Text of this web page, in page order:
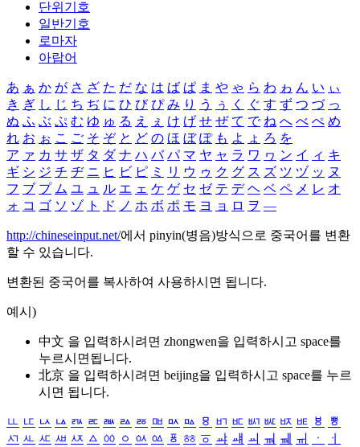
단위기호
일반기호
로마자
아랍어
あ ぁ か が さ ざ た だ な は ば ぱ ま や ゃ ら わ ゎ ん い ぃ
き ぎ し じ ち ぢ に ひ び ぴ み り う ぅ く ぐ す ず つ づ っ
ぬ ふ ぶ ぷ む ゆ ゅ る え ぇ け げ せ ぜ て で ね へ べ ぺ め
れ お ぉ こ ご そ ぞ と ど の ほ ぼ ぽ も よ ょ ろ を
ア ァ カ サ ザ タ ダ ナ ハ バ パ マ ヤ ャ ラ ワ ヮ ン イ ィ キ
ギ シ ジ チ ヂ ニ ヒ ビ ピ ミ リ ウ ゥ ク グ ス ズ ツ ヅ ッ ヌ
フ ブ プ ム ユ ュ ル エ ェ ケ ゲ セ ゼ テ デ ヘ ベ ペ メ レ オ
ォ コ ゴ ソ ゾ ト ド ノ ホ ボ ポ モ ヨ ョ ロ ヲ ―
http://chineseinput.net/에서 pinyin(병음)방식으로 중국어를 변환
할 수 있습니다.
변환된 중국어를 복사하여 사용하시면 됩니다.
예시)
中文 을 입력하시려면 zhongwen을 입력하시고 space를
누르시면됩니다.
北京 을 입력하시려면 beijing을 입력하시고 space를 누르
시면 됩니다.
ㅥ ㅦ ㅧ ㅨ ㅩ ㅪ ㅫ ㅬ ㅭ ㅮ ㅯ ㅰ ㅱ ㅲ ㅳ ㅴ ㅵ ㅶ ㅷ ㅸ
ㅹ
ㅺ ㅻ ㅼ ㅽ ㅾ ㅿ ㆀ ㆁ ㆂ ㆃ ㆄ ㆅ ㆆ ㆇ ㆈ ㆉ ㆊ ㆋ ㆌ ㆍ
ㆎ